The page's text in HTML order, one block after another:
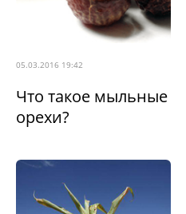
05.03.2016 19:42
Что такое мыльные
орехи?